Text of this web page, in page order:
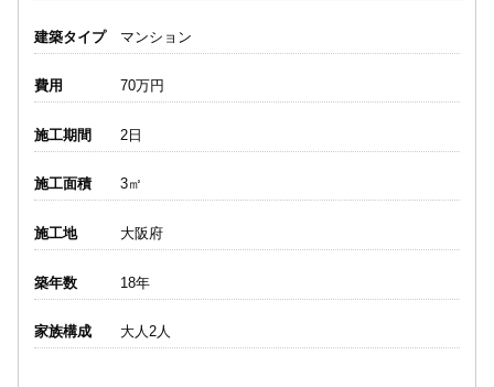
建築タイプ マンション
費用 70万円
施工期間 2日
施工面積 3㎡
施工地 大阪府
築年数 18年
家族構成 大人2人